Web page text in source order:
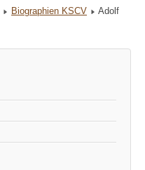
Biographien KSCV
Adolf